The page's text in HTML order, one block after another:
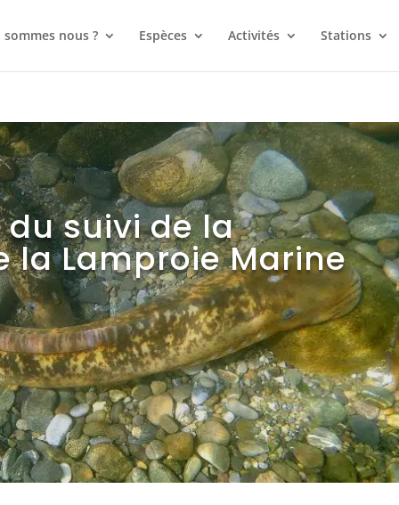
sommes nous ? Espèces Activités Stations
du suivi de la
la Lamproie Marine